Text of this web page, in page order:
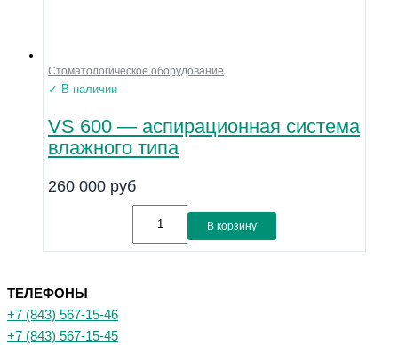
Стоматологическое оборудование
✓ В наличии
VS 600 — аспирационная система
влажного типа
260 000 руб
В корзину
ТЕЛЕФОНЫ
+7 (843) 567-15-46
+7 (843) 567-15-45